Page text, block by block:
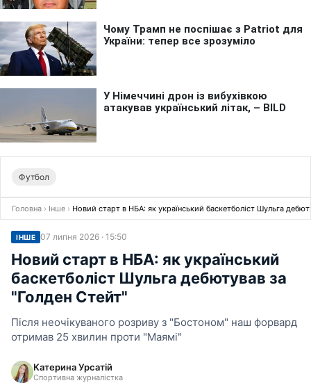
Футбол
Головна › Інше › Новий старт в НБА: як український баскетболіст Шульга
ІНШЕ 07 липня 2026 · 15:50
Новий старт в НБА: як український
баскетболіст Шульга дебютував за
"Голден Стейт"
Після неочікуваного розриву з "Бостоном" наш форвард
отримав 25 хвилин проти "Маямі"
Катерина Урсатій
Спортивна журналістка